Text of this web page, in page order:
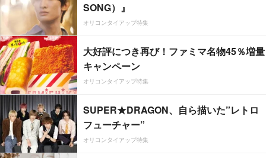
SONG）』
オリコンタイアップ特集
大好評につき再び！ファミマ名物45％増量
キャンペーン
オリコンタイアップ特集
SUPER★DRAGON、自ら描いた”レトロ
フューチャー”
オリコンタイアップ特集